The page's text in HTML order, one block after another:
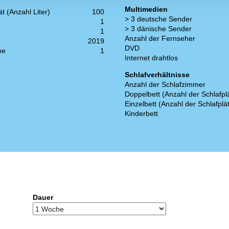
(Anzahl Liter)
100
1
1
2019
1
Multimedien
> 3 deutsche Sender
> 3 dänische Sender
Anzahl der Fernseher
DVD
Internet drahtlos
Schlafverhältnisse
Anzahl der Schlafzimmer
Doppelbett (Anzahl der
Einzelbett (Anzahl der
Kinderbett
Dauer